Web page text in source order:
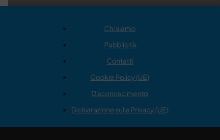
Chi siamo
Pubblicità
Contatti
Cookie Policy (UE)
Disconoscimento
Dichiarazione sulla Privacy (UE)